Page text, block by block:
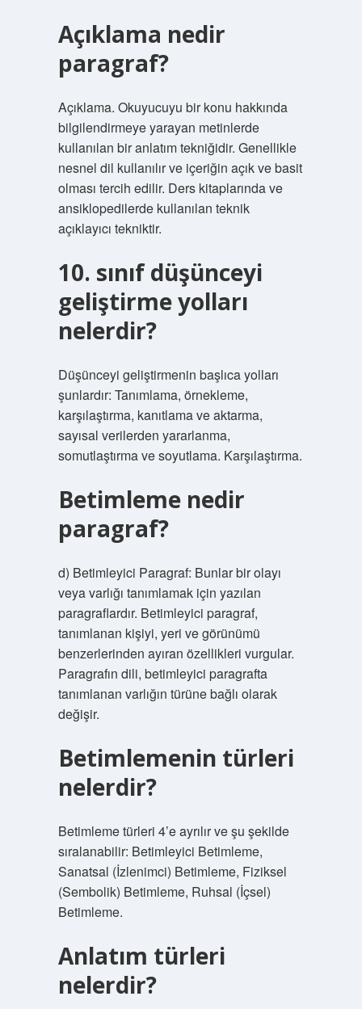
Açıklama nedir
paragraf?
Açıklama. Okuyucuyu bir konu hakkında
bilgilendirmeye yarayan metinlerde
kullanılan bir anlatım tekniğidir. Genellikle
nesnel dil kullanılır ve içeriğin açık ve basit
olması tercih edilir. Ders kitaplarında ve
ansiklopedilerde kullanılan teknik
açıklayıcı tekniktir.
10. sınıf düşünceyi
geliştirme yolları
nelerdir?
Düşünceyi geliştirmenin başlıca yolları
şunlardır: Tanımlama, örnekleme,
karşılaştırma, kanıtlama ve aktarma,
sayısal verilerden yararlanma,
somutlaştırma ve soyutlama. Karşılaştırma.
Betimleme nedir
paragraf?
d) Betimleyici Paragraf: Bunlar bir olayı
veya varlığı tanımlamak için yazılan
paragraflardır. Betimleyici paragraf,
tanımlanan kişiyi, yeri ve görünümü
benzerlerinden ayıran özellikleri vurgular.
Paragrafın dili, betimleyici paragrafta
tanımlanan varlığın türüne bağlı olarak
değişir.
Betimlemenin türleri
nelerdir?
Betimleme türleri 4’e ayrılır ve şu şekilde
sıralanabilir: Betimleyici Betimleme,
Sanatsal (İzlenimci) Betimleme, Fiziksel
(Sembolik) Betimleme, Ruhsal (İçsel)
Betimleme.
Anlatım türleri
nelerdir?